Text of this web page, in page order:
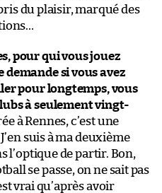
pris du plaisir, marqué des
pour qui vous jouez
demande si vous avez
pour longtemps, vous
à seulement vingt-
à Rennes, c’est une
suis à ma deuxième
l’optique de partir. Bon,
se passe, on ne sait pas
vrai qu’après avoir